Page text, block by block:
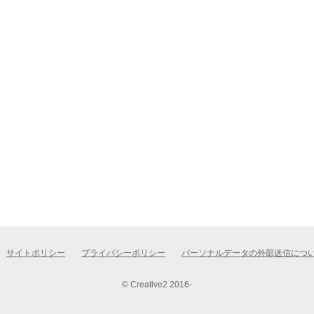
サイトポリシー プライバシーポリシー パーソナルデータの外部送信につ
© Creative2 2016-